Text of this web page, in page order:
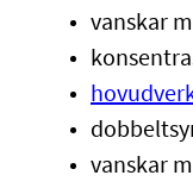
vanskar
vanskar